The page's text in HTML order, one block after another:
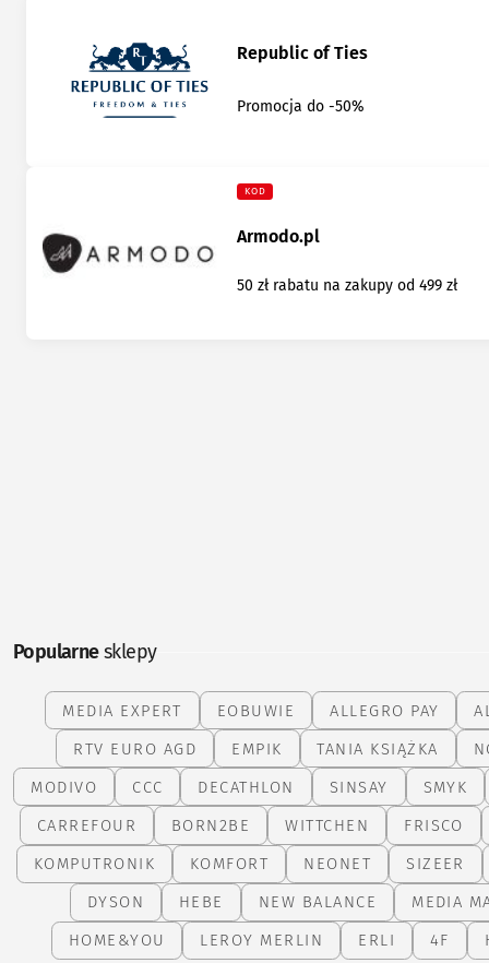
Republic of Ties
Promocja do -50%
KOD
Armodo.pl
50 zł rabatu na zakupy od 499 zł
Popularnesklepy
MEDIA EXPERT EOBUWIE ALLEGRO PAY
RTV EURO AGD
EMPIK TANIA KSIĄŻKA
MODIVO
CCC DECATHLON SINSAY
SMYK
CARREFOUR
BORN2BE WITTCHEN
FRISCO
KOMPUTRONIK
KOMFORT NEONET
SIZEER
DYSON
HEBE NEW BALANCE
MEDIA
HOME&YOU
LEROY MERLIN ERLI 4F